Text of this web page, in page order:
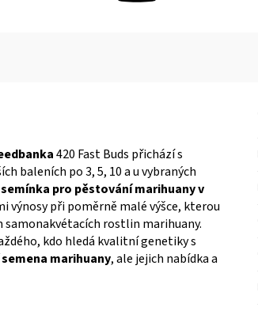
420 Fast Buds přichází s
baleních po 3, 5, 10 a u vybraných
semínka pro pěstování marihuany v
výnosy při poměrně malé výšce, kterou
samonakvétacích rostlin marihuany.
kdo hledá kvalitní genetiky s
marihuany, ale jejich nabídka a